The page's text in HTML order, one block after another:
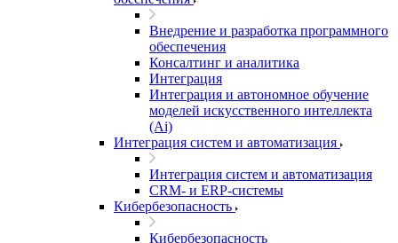
Внедрение и разработка программного
обеспечения
Консалтинг и аналитика
Интеграция
Интеграция и автономное обучение
моделей искусственного интеллекта
(Ai)
Интеграция систем и автоматизация
Интеграция систем и автоматизация
CRM- и ERP-системы
Кибербезопасность
Кибербезопасность